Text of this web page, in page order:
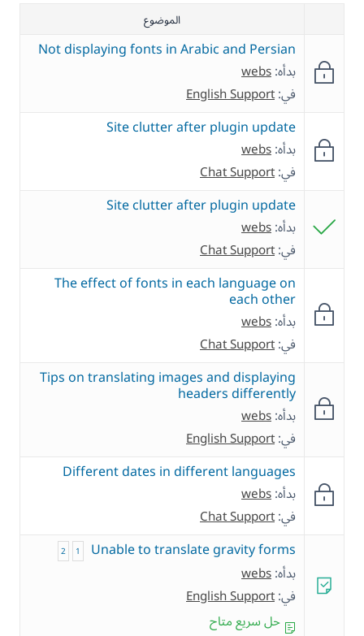
الموضوع
Not displaying fonts in Arabic and Persian
بدأه:webs
في:English Support
Site clutter after plugin update
بدأه:webs
في:Chat Support
Site clutter after plugin update
بدأه:webs
في:Chat Support
The effect of fonts in each language on
each other
بدأه:webs
في:Chat Support
Tips on translating images and displaying
headers differently
بدأه:webs
في:English Support
Different dates in different languages
بدأه:webs
في:Chat Support
Unable to translate gravity forms
1
2
بدأه:webs
في:English Support
حل سريع متاح